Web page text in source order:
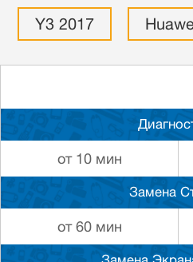
Y3 2017
от 10 мин
Замена
от 60 мин